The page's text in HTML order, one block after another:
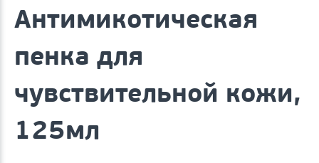
Антимикотическая
пенка для
чувствительной кожи,
125мл